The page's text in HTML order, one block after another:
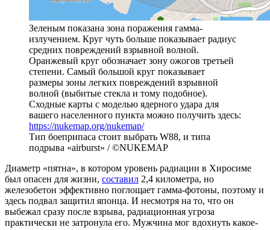
Зеленым показана зона поражения гамма-
излучением. Круг чуть больше показывает радиус
средних повреждений взрывной волной.
Оранжевый круг обозначает зону ожогов третьей
степени. Самый большой круг показывает
размеры зоны легких повреждений взрывной
волной (выбитые стекла и тому подобное).
Сходные карты с моделью ядерного удара для
вашего населенного пункта можно получить здесь:
https://nukemap.org/nukemap/
Тип боеприпаса стоит выбрать W88, и типа
подрыва «airburst» / ©NUKEMAP
Диаметр «пятна», в котором уровень радиации в Хиросиме
был опасен для жизни, составил 2,4 километра, но
железобетон эффективно поглощает гамма-фотоны, поэтому и
здесь подвал защитил японца. И несмотря на то, что он
выбежал сразу после взрыва, радиационная угроза
практически не затронула его. Мужчина мог вдохнуть какое-